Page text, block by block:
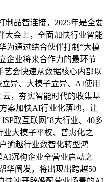
品智连接，2025年是全要
大会上，全面加快行业智能
为通过结合伙伴打制“大模
企业将来合作力的最环节
艺会快速从数据核心内部以
异、大模子立异、AI使用
，夯实智能时代的收集基
案加快AI行业化落地，让
取互联网”8大行业、40多
业大模子平权、普惠化之
逾越行业数智化转型鸿
沉构企业全营业启动之
华阐发，将出现出跨越50